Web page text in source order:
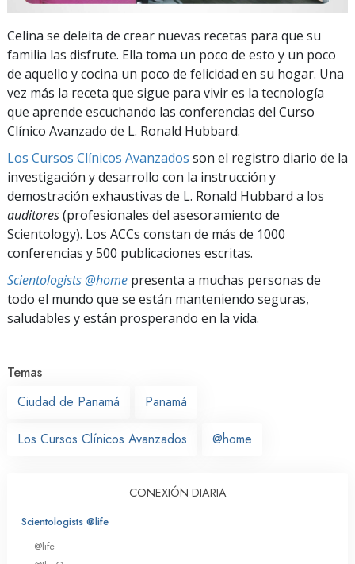
Celina se deleita de crear nuevas recetas para que su
familia las disfrute. Ella toma un poco de esto y un poco
de aquello y cocina un poco de felicidad en su hogar. Una
vez más la receta que sigue para vivir es la tecnología
que aprende escuchando las conferencias del Curso
Clínico Avanzado de L. Ronald Hubbard.
Los Cursos Clínicos Avanzados son el registro diario de la
investigación y desarrollo con la instrucción y
demostración exhaustivas de L. Ronald Hubbard a los
auditores(profesionales del asesoramiento de
Scientology). Los ACCs constan de más de 1000
conferencias y 500 publicaciones escritas.
Scientologists @home presenta a muchas personas de
todo el mundo que se están manteniendo seguras,
saludables y están prosperando en la vida.
Temas
Ciudad de Panamá
Panamá
Los Cursos Clínicos Avanzados @home
CONEXIÓN DIARIA
Scientologists @life
@life